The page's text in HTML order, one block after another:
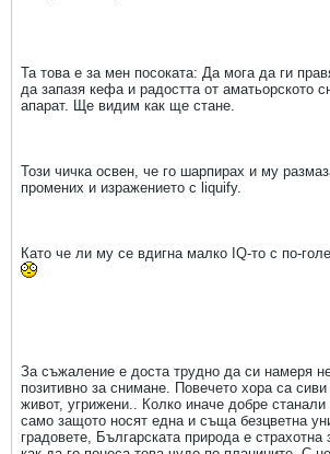
Та това е за мен посоката: Да мога да ги
да запазя кефа и радостта от аматьорското
апарат. Ще видим как ще стане.
Този чичка освен, че го шарпирах и му
промених и изражението с liquify.
Като че ли му се вдигна малко IQ-то с по-
За съжаление е доста трудно да си намеря
позитивно за снимане. Повечето хора са
живот, угрижени.. Колко иначе добре
само защото носят една и съща безцветна
градовете, Българската природа е